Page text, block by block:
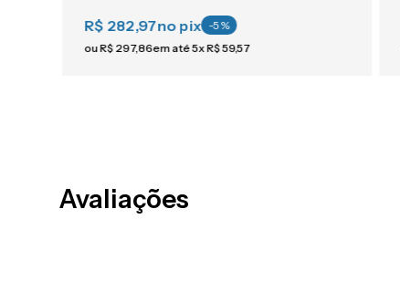
R$ 282,97no pix -5%
ouR$ 297,86em até5xR$59,57
Avaliações